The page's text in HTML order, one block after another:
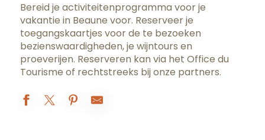
Bereid je activiteitenprogramma voor je
vakantie in Beaune voor. Reserveer je
toegangskaartjes voor de te bezoeken
bezienswaardigheden, je wijntours en
proeverijen. Reserveren kan via het Office du
Tourisme of rechtstreeks bij onze partners.